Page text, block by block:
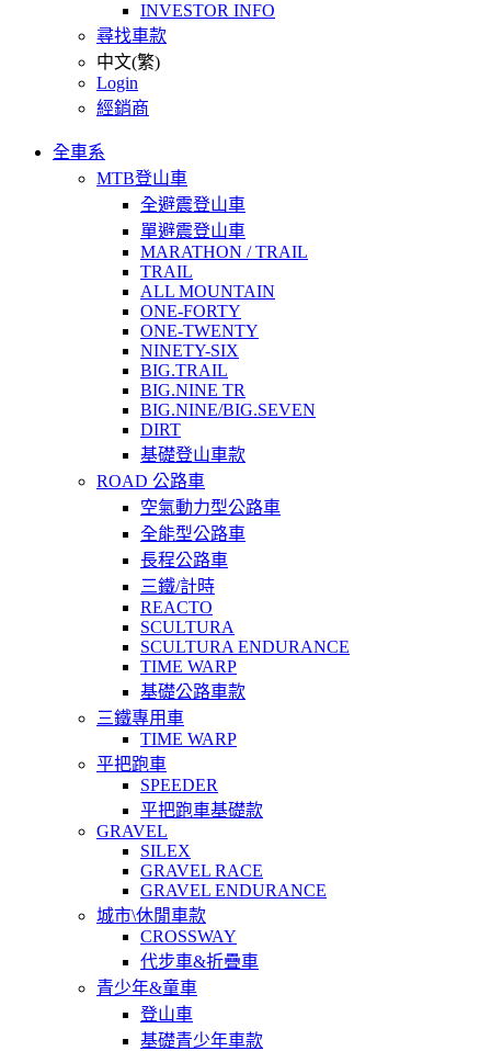
INVESTOR INFO
尋找車款
中文(繁)
Login
經銷商
全車系
MTB登山車
全避震登山車
單避震登山車
MARATHON / TRAIL
TRAIL
ALL MOUNTAIN
ONE-FORTY
ONE-TWENTY
NINETY-SIX
BIG.TRAIL
BIG.NINE TR
BIG.NINE/BIG.SEVEN
DIRT
基礎登山車款
ROAD 公路車
空氣動力型公路車
全能型公路車
長程公路車
三鐵/計時
REACTO
SCULTURA
SCULTURA ENDURANCE
TIME WARP
基礎公路車款
三鐵專用車
TIME WARP
平把跑車
SPEEDER
平把跑車基礎款
GRAVEL
SILEX
GRAVEL RACE
GRAVEL ENDURANCE
城市\休閒車款
CROSSWAY
代步車&折疊車
青少年&童車
登山車
基礎青少年車款